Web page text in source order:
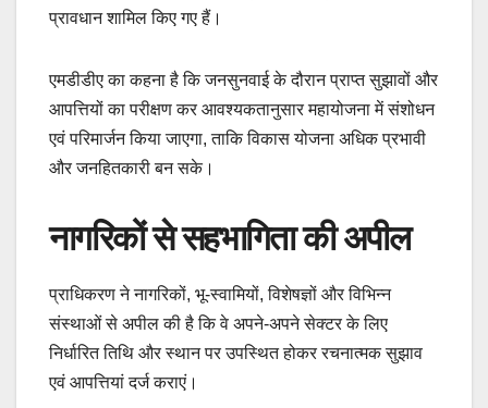
प्रावधान शामिल किए गए हैं।
एमडीडीए का कहना है कि जनसुनवाई के दौरान प्राप्त सुझावों और
आपत्तियों का परीक्षण कर आवश्यकतानुसार महायोजना में संशोधन
एवं परिमार्जन किया जाएगा, ताकि विकास योजना अधिक प्रभावी
और जनहितकारी बन सके।
नागरिकों से सहभागिता की अपील
प्राधिकरण ने नागरिकों, भू-स्वामियों, विशेषज्ञों और विभिन्न
संस्थाओं से अपील की है कि वे अपने-अपने सेक्टर के लिए
निर्धारित तिथि और स्थान पर उपस्थित होकर रचनात्मक सुझाव
एवं आपत्तियां दर्ज कराएं।